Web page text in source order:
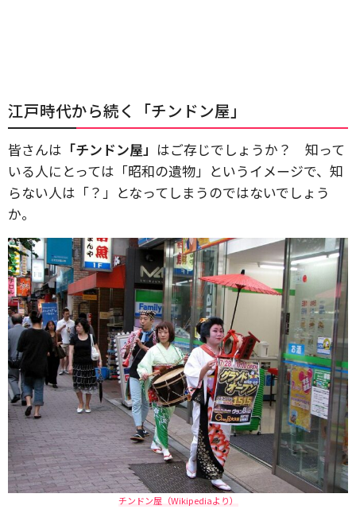
江戸時代から続く「チンドン屋」
皆さんは 「チンドン屋」 はご存じでしょうか？ 知って
いる人にとっては「昭和の遺物」というイメージで、知
らない人は「？」となってしまうのではないでしょう
か。
チンドン屋（Wikipediaより）